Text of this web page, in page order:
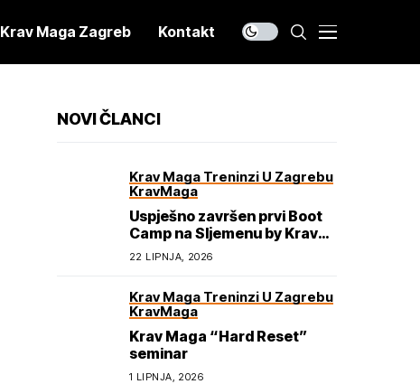
Krav Maga Zagreb Kontakt
NOVI ČLANCI
Krav Maga Treninzi U Zagrebu
KravMaga
Uspješno završen prvi Boot
Camp na Sljemenu by Krav
Maga Academy
22 LIPNJA, 2026
Krav Maga Treninzi U Zagrebu
KravMaga
Krav Maga “Hard Reset”
seminar
1 LIPNJA, 2026